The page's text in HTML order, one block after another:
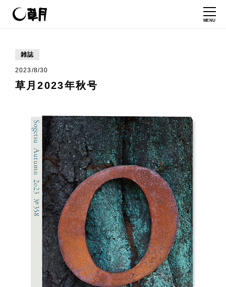
MENU
雑誌
2023/8/30
草月2023年秋号